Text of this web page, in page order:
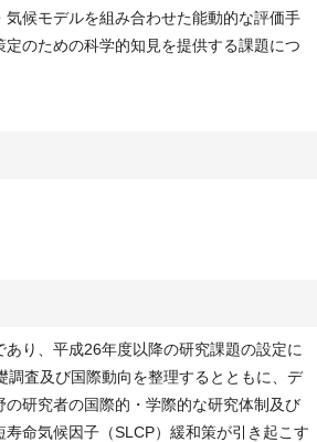
候モデルを組み合わせた能動的な評価手
のための科学的知見を提供する課題につ
り、平成26年度以降の研究課題の設定に
査及び国際動向を整理するとともに、デ
研究者の国際的・学際的な研究体制及び
命気候因子（SLCP）緩和策が引き起こす